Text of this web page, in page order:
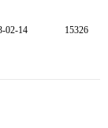
02-14 15326